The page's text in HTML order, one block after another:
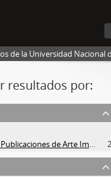
de la Universidad Nacional
resultados por:
Colección de Publicaciones de Arte Impreso
2